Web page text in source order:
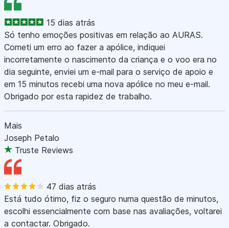
15 dias atrás
Só tenho emoções positivas em relação ao AURAS.
Cometi um erro ao fazer a apólice, indiquei
incorretamente o nascimento da criança e o voo era no
dia seguinte, enviei um e-mail para o serviço de apoio e
em 15 minutos recebi uma nova apólice no meu e-mail.
Obrigado por esta rapidez de trabalho.
Mais
Joseph Petalo
Truste Reviews
47 dias atrás
Está tudo ótimo, fiz o seguro numa questão de minutos,
escolhi essencialmente com base nas avaliações, voltarei
a contactar. Obrigado.